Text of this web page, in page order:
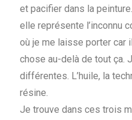
et pacifier dans la
elle représente l’inconnu
où je me laisse porter car
chose au-delà de tout ça.
différentes. L’huile, la
résine.
Je trouve dans ces trois